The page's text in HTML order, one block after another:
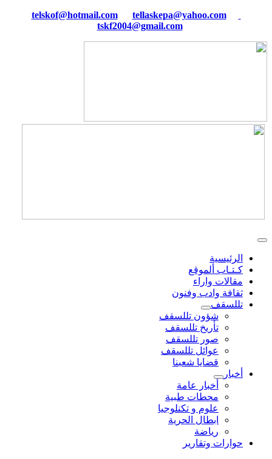
tellaskepa@yahoo.com
tskf2004@gmail.com
الرئيسية
كـتـاب ألموقع
مقالات واراء
ثقافة وادب وفنون
تللسقف
شؤون تللسقف
تأريخ تللسقف
صور تللسقف
عوائل تللسقف
قضايا شعبنا
أخبار
أخبار عامة
محطات طبية
علوم و تکنلوجیا
ابطال الحرية
رياضة
حوارات وتقارير